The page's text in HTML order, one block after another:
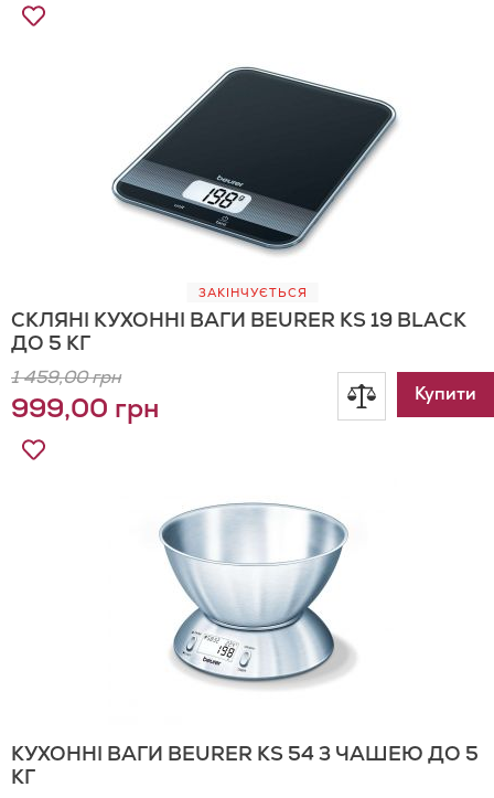
ЗАКІНЧУЄТЬСЯ
СКЛЯНІ КУХОННІ ВАГИ BEURER KS 19 BLACK
ДО 5 КГ
999,00 грн
1 459,00 грн
Додати
Додати
Купити
КУХОННІ ВАГИ BEURER KS 54 З ЧАШЕЮ ДО 5
КГ
Додати